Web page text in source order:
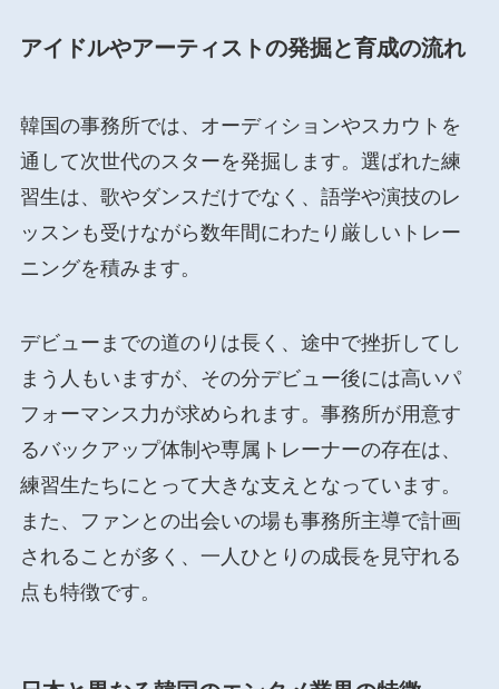
アイドルやアーティストの発掘と育成の流れ
韓国の事務所では、オーディションやスカウトを
通して次世代のスターを発掘します。選ばれた練
習生は、歌やダンスだけでなく、語学や演技のレ
ッスンも受けながら数年間にわたり厳しいトレー
ニングを積みます。
デビューまでの道のりは長く、途中で挫折してし
まう人もいますが、その分デビュー後には高いパ
フォーマンス力が求められます。事務所が用意す
るバックアップ体制や専属トレーナーの存在は、
練習生たちにとって大きな支えとなっています。
また、ファンとの出会いの場も事務所主導で計画
されることが多く、一人ひとりの成長を見守れる
点も特徴です。